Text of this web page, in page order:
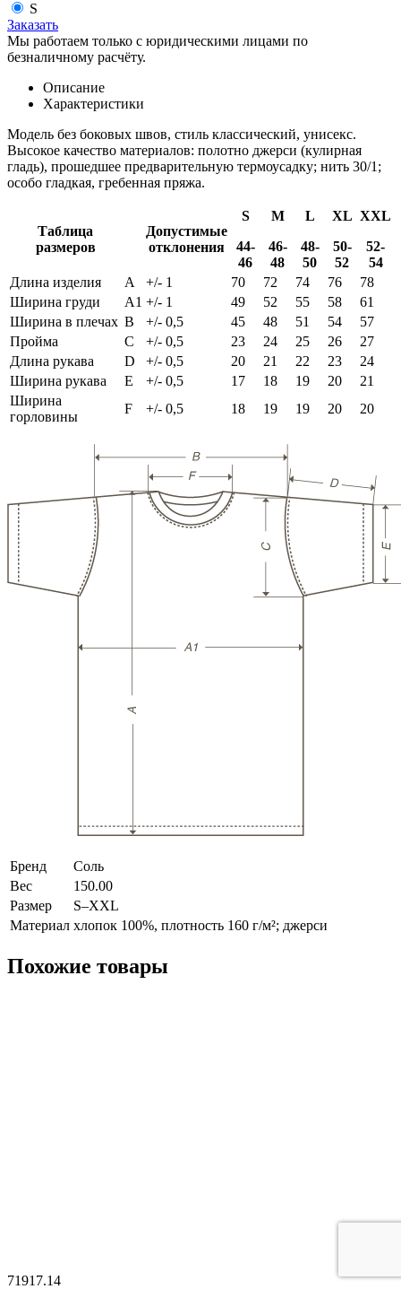
S
Заказать
Мы работаем только с юридическими лицами по
безналичному расчёту.
Описание
Характеристики
Модель без боковых швов, стиль классический, унисекс.
Высокое качество материалов: полотно джерси (кулирная
гладь), прошедшее предварительную термоусадку; нить 30/1;
особо гладкая, гребенная пряжа.
Таблица
размеров
Допустимые
отклонения
S
44-
46
M
46-
48
L
48-
50
XL
50-
52
XXL
52-
54
Длина изделия
A +/- 1 70 72 74 76
78
Ширина груди
A1 +/- 1 49 52 55 58
61
Ширина в плечах B +/- 0,5 45 48 51 54
57
Пройма
C +/- 0,5 23 24 25 26
27
Длина рукава
D +/- 0,5 20 21 22 23
24
Ширина рукава
E +/- 0,5 17 18 19 20
21
Ширина
горловины
F +/- 0,5 18 19 19 20 20
Бренд
Соль
Вес
150.00
Размер
S–XXL
Материал хлопок 100%, плотность 160 г/м²; джерси
Похожие товары
71917.14